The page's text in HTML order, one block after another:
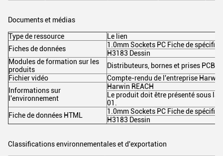
Documents et médias
Type de ressource
Le lien
Fiches de données
1.0mm Sockets PC Fiche de
H3183 Dessin
Modules de formation sur les
produits
Distributeurs, bornes et prises PCB
Fichier vidéo
Compte-rendu de l'entreprise Harwin
Informations sur
l'environnement
Harwin REACH
Le produit doit être présenté sous
01.
Fiche de données HTML
1.0mm Sockets PC Fiche de
H3183 Dessin
Classifications environnementales et d'exportation